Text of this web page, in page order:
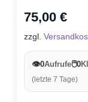
75,00 €
zzgl.
👁️0Aufrufe🖱️0
(letzte 7 Tage)